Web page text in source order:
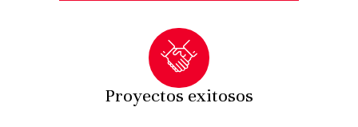
Proyectos exitosos